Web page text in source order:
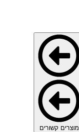
מוצרים קשורים